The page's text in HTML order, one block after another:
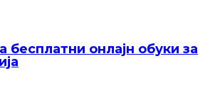
бесплатни онлајн обуки за